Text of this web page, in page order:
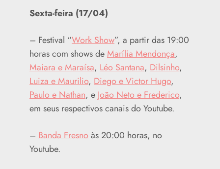
Sexta-feira (17/04)
– Festival “Work Show”, a partir das 19:00
horas com shows deMarília Mendonça,
Maiara e Maraísa, Léo Santana, Dilsinho,
Luiza e Maurilio, Diego e Victor Hugo,
Paulo e Nathan, e João Neto e Frederico,
em seus respectivos canais do Youtube.
– Banda Fresno às 20:00 horas, no
Youtube.